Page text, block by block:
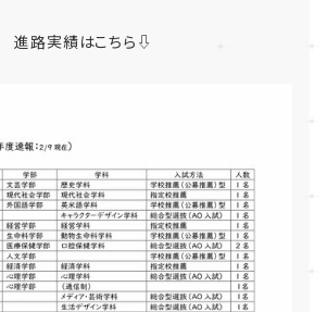
進路実績はこちら⇩